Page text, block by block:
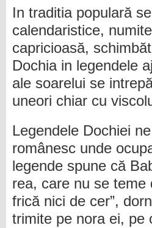
In traditia populară
calendaristice,
capricioasă,
Dochia in legendele
ale soarelui se
uneori chiar cu
Legendele Dochiei
românesc unde
legende spune că
rea, care nu se teme
frică nici de cer”,
trimite pe nora ei, pe